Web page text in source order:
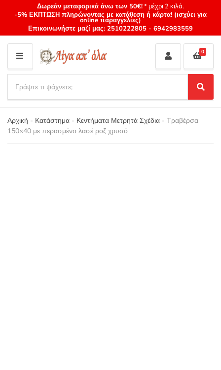
Δωρεάν μεταφορικά άνω των 50€!* μέχρι 2 κιλά.
-5% ΕΚΠΤΩΣΗ πληρώνοντας με κατάθεση ή κάρτα! (ισχύει για
online παραγγελίες)
Επικοινωνήστε μαζί μας: 2510222805 - 6942983559
M
E
N
U
Category
name
a
r
c
h
p
S
e
a
0
Αρχική - Κατάστημα - Κεντήματα Μετρητά Σχέδια - Τραβέρσα
150×40 με περασμένο λασέ ροζ χρυσό